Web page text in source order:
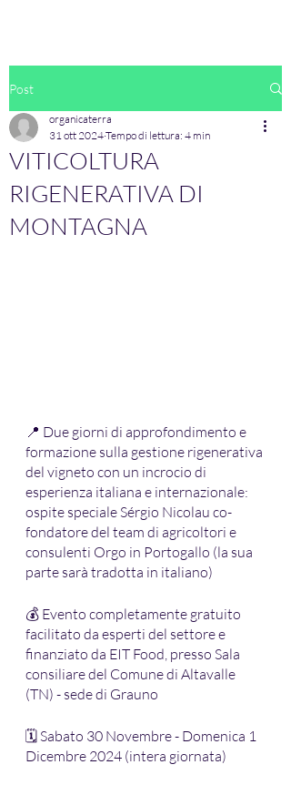
Post
VITICOLTURA
RIGENERATIVA DI
MONTAGNA
organicaterra
31 ott 2024Tempo di lettura: 4 min
📍 Due giorni di approfondimento e
formazione sulla gestione rigenerativa
del vigneto con un incrocio di
esperienza italiana e internazionale:
ospite speciale Sérgio Nicolau co-
fondatore del team di agricoltori e
consulenti Orgo in Portogallo (la sua
parte sarà tradotta in italiano)
💰 Evento completamente gratuito
facilitato da esperti del settore e
finanziato da EIT Food, presso Sala
consiliare del Comune di Altavalle
(TN) - sede di Grauno
🗓 Sabato 30 Novembre - Domenica 1
Dicembre 2024 (intera giornata)